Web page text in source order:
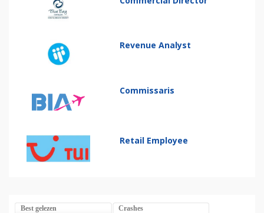
Revenue Analyst
Commissaris
Retail Employee
Best gelezen Crashes